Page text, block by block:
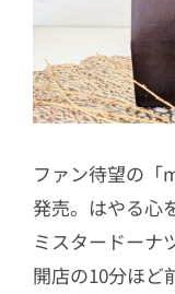
ファン待望の「
発売。はやる心
ミスタードーナ
開店の10分ほど